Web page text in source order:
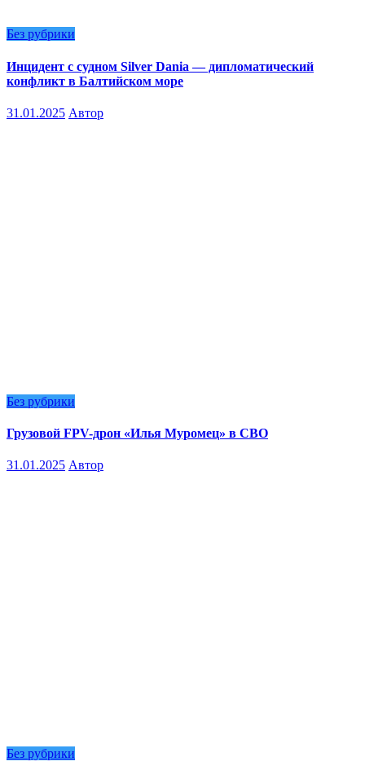
Без рубрики
Инцидент с судном Silver Dania — дипломатический
конфликт в Балтийском море
31.01.2025 Автор
Без рубрики
Грузовой FPV-дрон «Илья Муромец» в СВО
31.01.2025 Автор
Без рубрики